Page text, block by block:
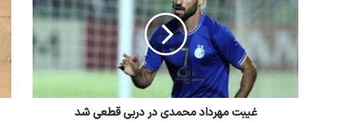
غیبت مهرداد محمدی در دربی قطعی شد